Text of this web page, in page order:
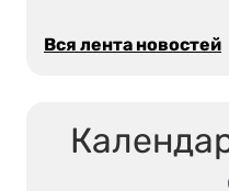
Вся лента новостей